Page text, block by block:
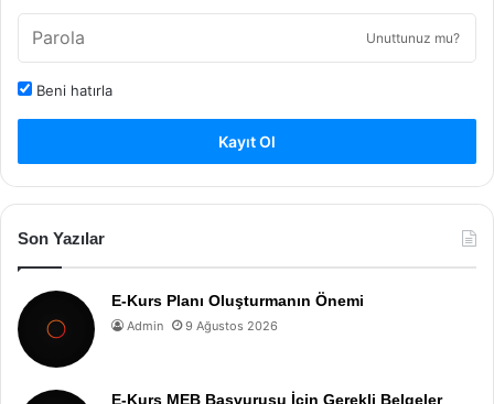
Unuttunuz mu?
Beni hatırla
Kayıt Ol
Son Yazılar
E-Kurs Planı Oluşturmanın Önemi
Admin 9 Ağustos 2026
E-Kurs MEB Başvurusu İçin Gerekli Belgeler